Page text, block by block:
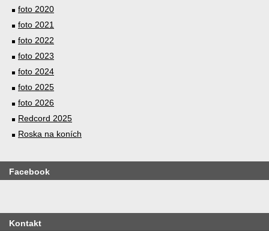
foto 2020
foto 2021
foto 2022
foto 2023
foto 2024
foto 2025
foto 2026
Redcord 2025
Roska na koních
Facebook
Kontakt